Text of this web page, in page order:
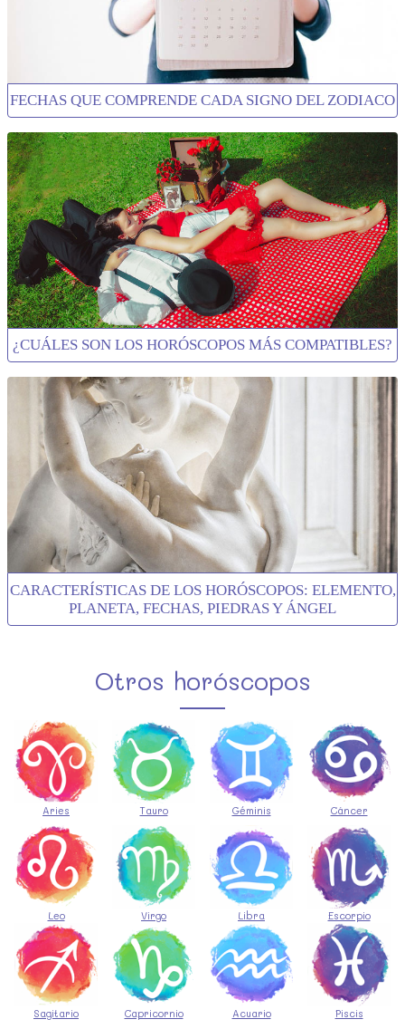
FECHAS QUE COMPRENDE CADA SIGNO DEL ZODIACO
¿CUÁLES SON LOS HORÓSCOPOS MÁS COMPATIBLES?
CARACTERÍSTICAS DE LOS HORÓSCOPOS: ELEMENTO,
PLANETA, FECHAS, PIEDRAS Y ÁNGEL
Otros horóscopos
Aries Tauro Géminis Cáncer
Leo Virgo Libra Escorpio
Sagitario Capricornio Acuario Piscis